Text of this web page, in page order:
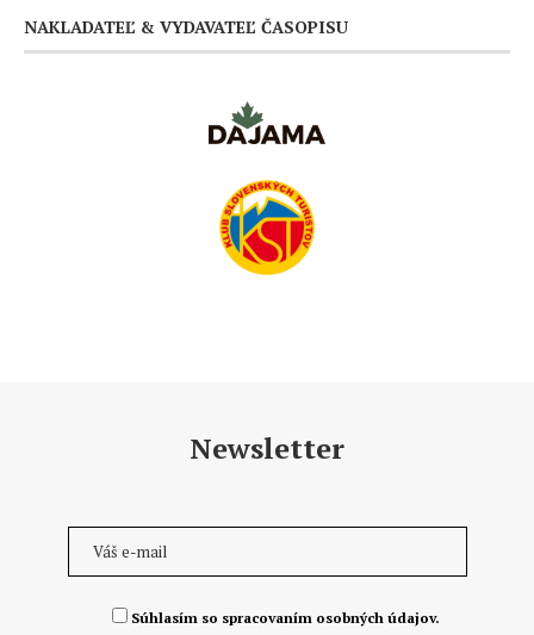
NAKLADATEĽ & VYDAVATEĽ ČASOPISU
Newsletter
Súhlasím so spracovaním osobných údajov.